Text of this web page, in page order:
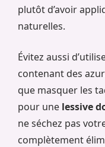
plutôt d’avoir
naturelles.
Évitez aussi
contenant des
que masquer les
pour une lessive
ne séchez pas
complètement